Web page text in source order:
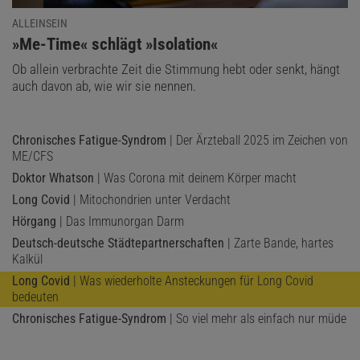
bleibe »in mehrfacher Hinsicht hinter dem internationalen
Forschungsstand zurück« und berge die Gefahr
Versorgungslage »erneut in eine überholte und für ME/CFS-
Erkrankte schädliche Richtung zu lenken«. Dagegen sah sich
Christoph Kleinschnitz, Leiter der Neurologie am Essener
Sicht bestätigt, dass ME/CFS »keine somatische Erkrankung« sei.
Dies freilich stand gar nicht in der Stellungnahme, zumindest nicht
explizit.
Zahlreiche organische Befunde
Tatsächlich haben Forschende die Indizien für organische
Mechanismen zuletzt deutlich gemehrt, auch wenn diese bisher
weder gänzlich verstanden noch abschließend belegt sind.So
gelang es zwei Teams aus den Niederlanden und den USA
unabhängig voneinander durchgeführten Versuchen in Mäusen
ALLEINSEIN
:
»Me-Time« schlägt »Isolation«
Ob allein verbrachte Zeit die Stimmung hebt oder senkt, hängt
auch davon ab, wie wir sie nennen.
Chronisches Fatigue-Syndrom | Der Ärzteball 2025 im Zeichen von
ME/CFS
Doktor Whatson | Was Corona mit deinem Körper macht
Long Covid
| Mitochondrien unter Verdacht
Hörgang | Das Immunorgan Darm
Deutsch-deutsche Städtepartnerschaften | Zarte Bande, hartes
Kalkül
Long Covid
| Was wiederholte Ansteckungen für Long Covid
bedeuten
Chronisches Fatigue-Syndrom | So viel mehr als einfach nur müde